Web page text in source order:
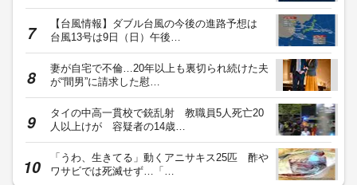
【台風情報】ダブル台風の今後の進路予想は
台風13号は9日（日）午後…
妻が自宅で不倫…20年以上も裏切られ続けた夫
が“間男”に請求した慰…
タイの中高一貫校で銃乱射 教職員5人死亡20
人以上けが 容疑者の14歳…
「うわ、生きてる」動くアニサキス25匹 酢や
ワサビでは死滅せず…「…